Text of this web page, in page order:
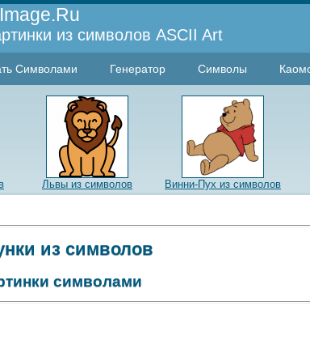
из символов ASCII Art
Символами Генератор Символы
Львы из символов Винни-Пух из символов
из символов
символами